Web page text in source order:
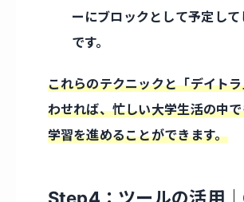
ーにブロックとして予定し
です。
これらのテクニックと「デイト
わせれば、忙しい大学生活の中
学習を進めることができます。
Step4：ツールの活用